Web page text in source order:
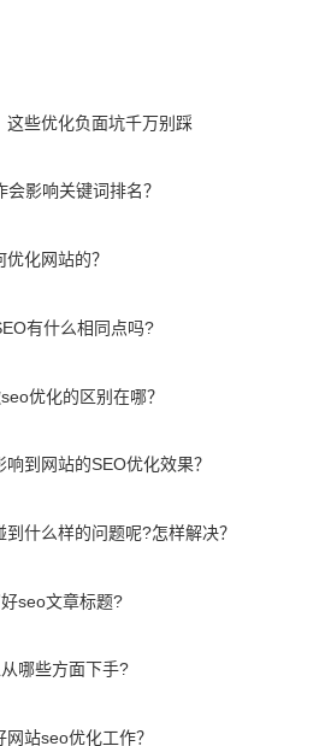
这些优化负面坑千万别踩
影响关键词排名？
化网站的？
有什么相同点吗?
优化的区别在哪？
到网站的SEO优化效果？
什么样的问题呢?怎样解决？
seo文章标题?
哪些方面下手?
站seo优化工作？